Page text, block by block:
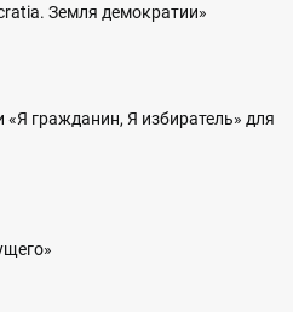
Земля демократии»
гражданин, Я избиратель» для